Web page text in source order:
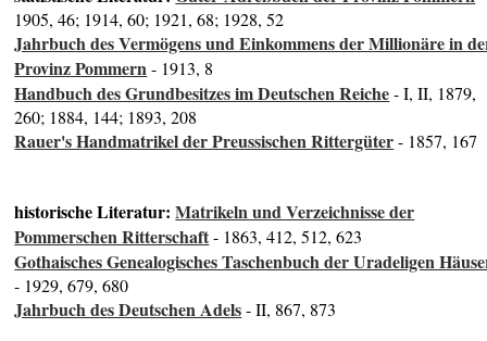
1905, 46; 1914, 60; 1921, 68; 1928, 52
Jahrbuch des Vermögens und Einkommens der Millionäre in
Provinz Pommern- 1913, 8
Handbuch des Grundbesitzes im Deutschen Reiche- I, II, 1879,
260; 1884, 144; 1893, 208
Rauer's Handmatrikel der Preussischen Rittergüter- 1857, 167
historische Literatur:Matrikeln und Verzeichnisse der
Pommerschen Ritterschaft- 1863, 412, 512, 623
Gothaisches Genealogisches Taschenbuch der Uradeligen
- 1929, 679, 680
Jahrbuch des Deutschen Adels- II, 867, 873